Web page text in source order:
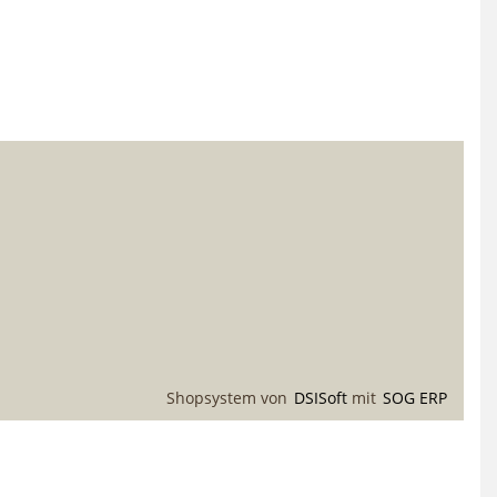
Shopsystem von DSISoft mit SOG ERP